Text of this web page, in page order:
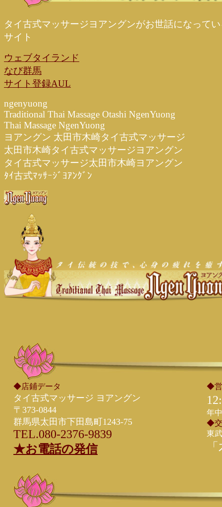
タイ古式マッサージヨアングンがお世話になって
サイト
ウェブタイランド
なび群馬
サイト登録AUL
ngenyuong
Traditional Thai Massage Otashi NgenYuong
Thai Massage NgenYuong
ヨアングン 太田市木崎タイ古式マッサージ
太田市木崎タイ古式マッサージヨアングン
タイ古式マッサージ太田市木崎ヨアングン
ﾀｲ古式ﾏｯｻｰｼﾞﾖｱﾝｸﾞﾝ
◆店鋪データ
タイ古式マッサージ ヨアングン
〒373-0844
群馬県太田市下田島町1243-75
TEL.080-2376-9839
★お電話の発信
◆営
年
◆
東